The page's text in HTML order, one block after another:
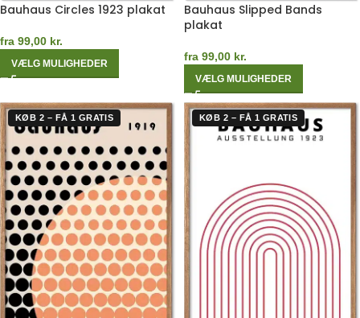
Bauhaus Circles 1923 plakat
fra 99,00 kr.
VÆLG MULIGHEDER
Bauhaus Slipped Bands
plakat
fra 99,00 kr.
VÆLG MULIGHEDER
KØB 2 – FÅ 1 GRATIS KØB 2 – FÅ 1 GRATIS